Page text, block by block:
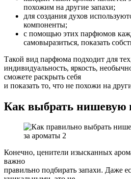
похожим на другие запахи;
для создания духов
компоненты;
с помощью этих парфюмов
самовыразиться, показать
Такой вид парфюма подходит для
индивидуальность, яркость,
сможете раскрыть себя
и показать то, что не похожи на
Как выбрать
Конечно, ценители изысканных
важно
правильно подбирать запахи. Даже